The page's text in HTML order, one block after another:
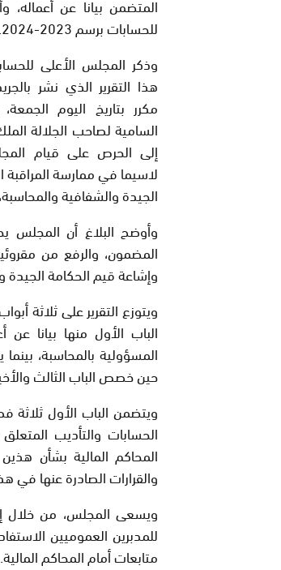
للحسابات برسم 2023-2024.
وذكر المجلس الأعلى
مكرر بتاريخ اليوم
السامية لصاحب الجلالة
إلى الحرص على قيام
لاسيما في ممارسة المراقبة
الجيدة والشفافية والمحاسبة،
وأوضح البلاغ أن المجلس
المضمون، والرفع من
وإشاعة قيم الحكامة الجيدة
ويتوزع التقرير على ثلاثة
الباب الأول منها بيانا
المسؤولية بالمحاسبة،
حين خصص الباب الثالث
ويتضمن الباب الأول ثلاثة
الحسابات والتأديب
المحاكم المالية بشأن
والقرارات الصادرة عنها في
ويسعى المجلس، من خلال
للمدبرين العموميين
متابعات أمام المحاكم المالية.